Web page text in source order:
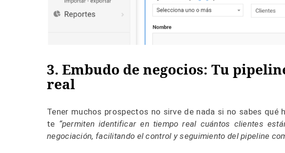
3. Embudo de negocios: Tu
real
Tener muchos prospectos no sirve de nada si no sabes qué
te “permiten identificar en tiempo real cuántos clientes
negociación, facilitando el control y seguimiento del pipeline